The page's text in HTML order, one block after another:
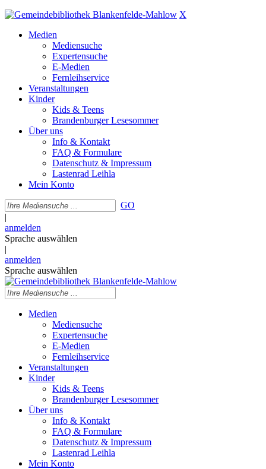
X
Medien
Mediensuche
Expertensuche
E-Medien
Fernleihservice
Veranstaltungen
Kinder
Kids & Teens
Brandenburger Lesesommer
Über uns
Info & Kontakt
FAQ & Formulare
Datenschutz & Impressum
Lastenrad Leihla
Mein Konto
GO
|
anmelden
Sprache auswählen
|
anmelden
Sprache auswählen
Medien
Mediensuche
Expertensuche
E-Medien
Fernleihservice
Veranstaltungen
Kinder
Kids & Teens
Brandenburger Lesesommer
Über uns
Info & Kontakt
FAQ & Formulare
Datenschutz & Impressum
Lastenrad Leihla
Mein Konto